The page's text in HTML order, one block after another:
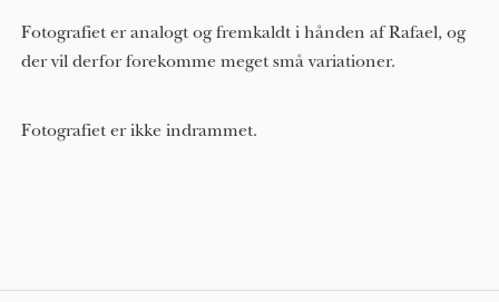
Fotografiet er analogt og fremkaldt i hånden af Rafael, og
der vil derfor forekomme meget små variationer.
Fotografiet er ikke indrammet.